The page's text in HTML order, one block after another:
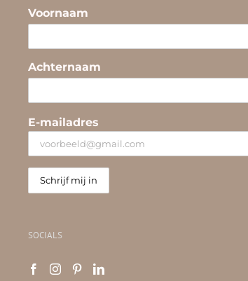
Voornaam
Achternaam
E-mailadres
SOCIALS